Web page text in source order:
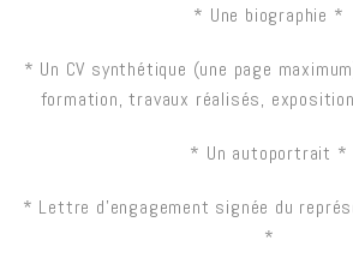
* Une biographie *
* Un CV synthétique (une page
formation, travaux réalisés,
* Un autoportrait *
* Lettre d’engagement signée du
*